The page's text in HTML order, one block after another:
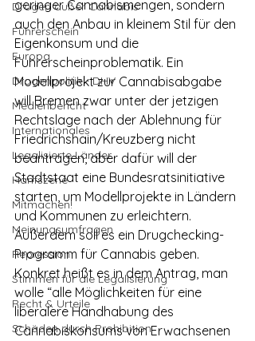
Drogen außer Cannabis
Führerschein
Europa
Drogenpolitik - DHV
Medienbericht
Internationales
Legalisierte Länder
Hanfszene
Mitmachen!
Meinungsumfragen
Repression
Stimmen für die Legalisierung
Recht & Urteile
Schäden durch Prohibition
geringer Cannabismengen, sondern
auch den Anbau in kleinem Stil für den
Eigenkonsum und die
Führerscheinproblematik. Ein
Modellprojekt zur Cannabisabgabe
will Bremen zwar unter der jetzigen
Rechtslage nach der Ablehnung für
Friedrichshain/Kreuzberg nicht
beantragen, aber dafür will der
Stadtstaat eine Bundesratsinitiative
starten, um Modellprojekte in Ländern
und Kommunen zu erleichtern.
Außerdem soll es ein Drugchecking-
Programm für Cannabis geben.
Konkret heißt es in dem Antrag, man
wolle “alle Möglichkeiten für eine
liberalere Handhabung des
Cannabiskonsums von Erwachsenen